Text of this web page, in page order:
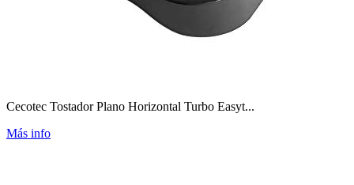
Cecotec Tostador Plano Horizontal Turbo Easyt...
Más info